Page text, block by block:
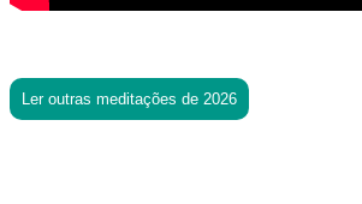
Ler outras meditações de 2026